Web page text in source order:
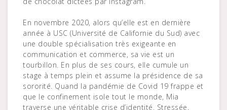
En novembre 2020, alors qu’elle est en dernière
année à USC (Université de Californie du Sud) avec
une double spécialisation très exigeante en
communication et commerce, sa vie est un
tourbillon. En plus de ses cours, elle cumule un
stage à temps plein et assume la présidence de sa
sororité. Quand la pandémie de Covid 19 frappe et
que le confinement isole tout le monde, Mia
traverse une véritable crise d’identité. Stressée,